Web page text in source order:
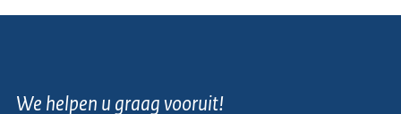
We helpen u graag vooruit!